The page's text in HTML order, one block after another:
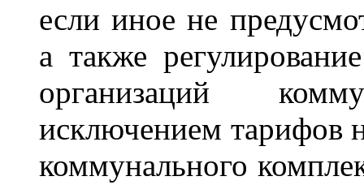
если иное не
а также
организаций
исключением тарифов
коммунального